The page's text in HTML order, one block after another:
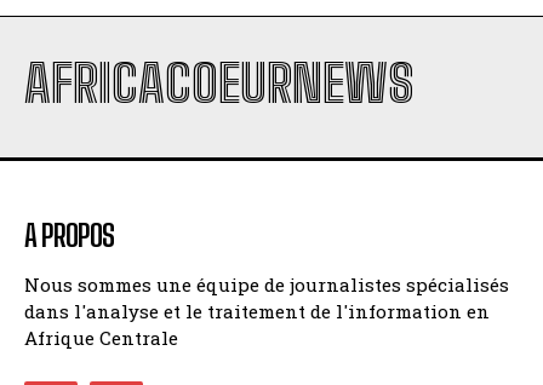
AFRICACOEURNEWS
A PROPOS
Nous sommes une équipe de journalistes spécialisés
dans l'analyse et le traitement de l'information en
Afrique Centrale